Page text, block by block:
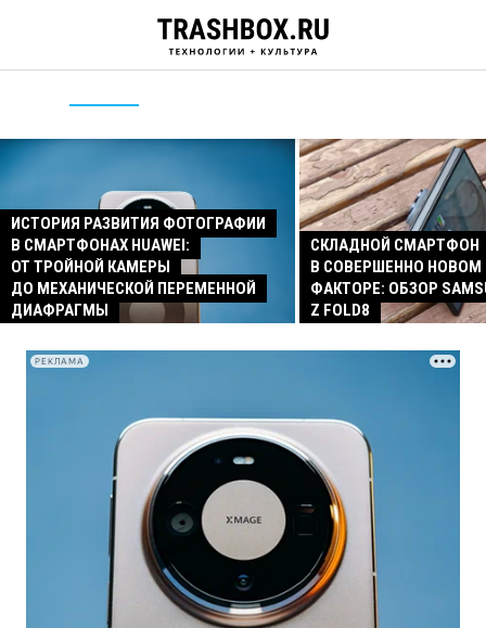
ИСТОРИЯ РАЗВИТИЯ ФОТОГРАФИИ
В СМАРТФОНАХ HUAWEI:
ОТ ТРОЙНОЙ КАМЕРЫ
ДО МЕХАНИЧЕСКОЙ ПЕРЕМЕННОЙ
ДИАФРАГМЫ
СКЛАДНОЙ СМАРТФОН
В СОВЕРШЕННО
ФАКТОРЕ: ОБЗОР
Z FOLD8
РЕКЛАМА